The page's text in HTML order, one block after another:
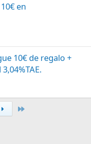
en
10€ de regalo +